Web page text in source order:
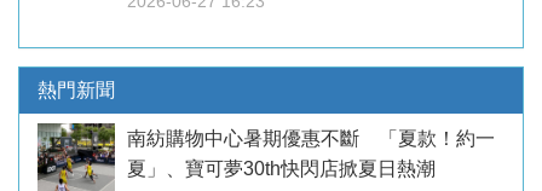
熱門新聞
南紡購物中心暑期優惠不斷 「夏款！約一
夏」、寶可夢30th快閃店掀夏日熱潮